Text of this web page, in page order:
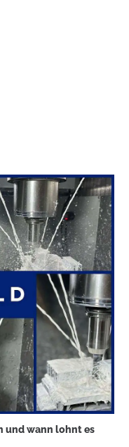
und wann lohnt es